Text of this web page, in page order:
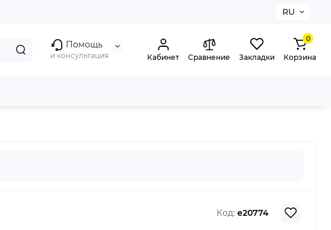
RU
Помощь
и консультация Кабинет Сравнение Закладки
0
Корзина
Код: e20774